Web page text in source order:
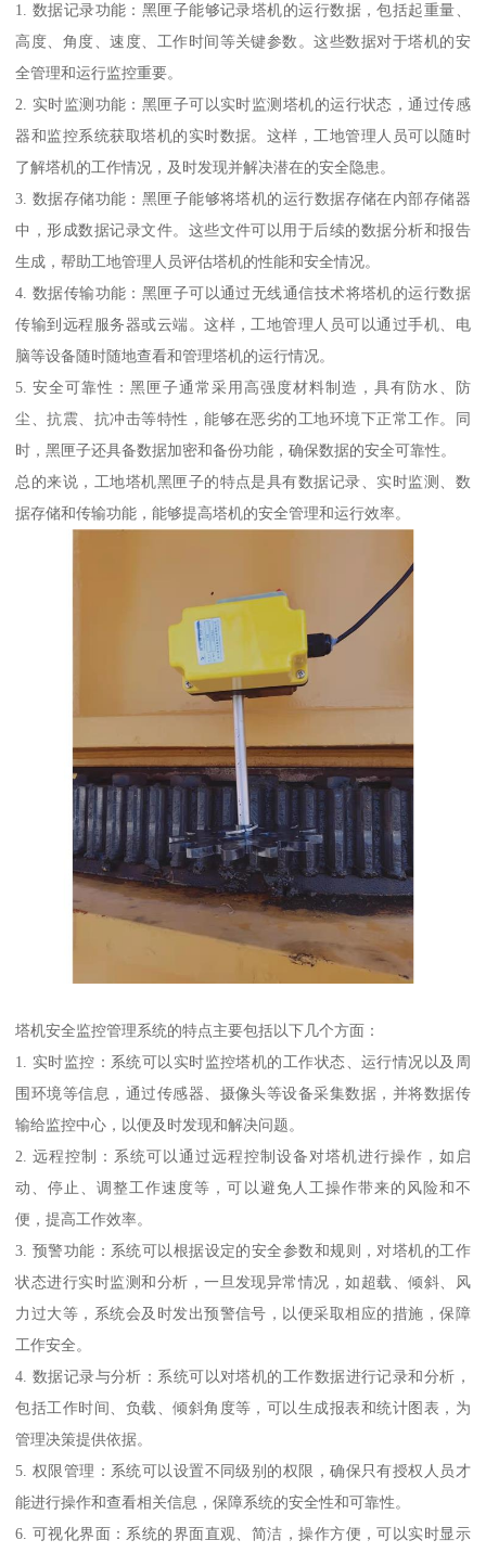
1. 数据记录功能：黑匣子能够记录塔机的运行数据，包括起重量、
高度、角度、速度、工作时间等关键参数。这些数据对于塔机的安
全管理和运行监控重要。
2. 实时监测功能：黑匣子可以实时监测塔机的运行状态，通过传感
器和监控系统获取塔机的实时数据。这样，工地管理人员可以随时
了解塔机的工作情况，及时发现并解决潜在的安全隐患。
3. 数据存储功能：黑匣子能够将塔机的运行数据存储在内部存储器
中，形成数据记录文件。这些文件可以用于后续的数据分析和报告
生成，帮助工地管理人员评估塔机的性能和安全情况。
4. 数据传输功能：黑匣子可以通过无线通信技术将塔机的运行数据
传输到远程服务器或云端。这样，工地管理人员可以通过手机、电
脑等设备随时随地查看和管理塔机的运行情况。
5. 安全可靠性：黑匣子通常采用高强度材料制造，具有防水、防
尘、抗震、抗冲击等特性，能够在恶劣的工地环境下正常工作。同
时，黑匣子还具备数据加密和备份功能，确保数据的安全可靠性。
总的来说，工地塔机黑匣子的特点是具有数据记录、实时监测、数
据存储和传输功能，能够提高塔机的安全管理和运行效率。
塔机安全监控管理系统的特点主要包括以下几个方面：
1. 实时监控：系统可以实时监控塔机的工作状态、运行情况以及周
围环境等信息，通过传感器、摄像头等设备采集数据，并将数据传
输给监控中心，以便及时发现和解决问题。
2. 远程控制：系统可以通过远程控制设备对塔机进行操作，如启
动、停止、调整工作速度等，可以避免人工操作带来的风险和不
便，提高工作效率。
3. 预警功能：系统可以根据设定的安全参数和规则，对塔机的工作
状态进行实时监测和分析，一旦发现异常情况，如超载、倾斜、风
力过大等，系统会及时发出预警信号，以便采取相应的措施，保障
工作安全。
4. 数据记录与分析：系统可以对塔机的工作数据进行记录和分析，
包括工作时间、负载、倾斜角度等，可以生成报表和统计图表，为
管理决策提供依据。
5. 权限管理：系统可以设置不同级别的权限，确保只有授权人员才
能进行操作和查看相关信息，保障系统的安全性和可靠性。
6. 可视化界面：系统的界面直观、简洁，操作方便，可以实时显示